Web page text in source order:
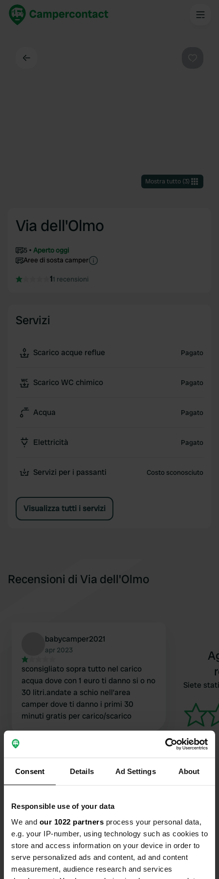
Consent Details Ad Settings About
Responsible use of your data
We and our 1022 partners process your personal data,
e.g. your IP-number, using technology such as cookies to
store and access information on your device in order to
serve personalized ads and content, ad and content
measurement, audience research and services
Mostra tutto(3)
Via dell'Olmo
5
Aperto oggi
Aree di sosta camper
11 recensioni
Servizi
Scarico acque reflue Pagato
Scarico WC chimico Pagato
Acqua Pagato
Elettricità Pagato
Servizi per i passanti Costo sconosciuto
Visualizza tutti i servizi
Recensioni di Via dell'Olmo
babycamper2021
apr 2023
sconsigliato sopra tutto nel carico
acqua dove con 1 euro ti danno si o no
30 litri.andate a schio nell’area
camper dove ti danno i primi 30
minuti gratis per carico/scarico
Siete
Posizione
Via dell'Olmo 12
36014, Santorso, Italia
Copia
Coordinate
45° 43' 45" N 11° 23' 16" E